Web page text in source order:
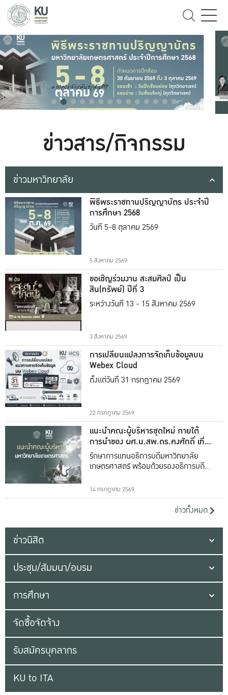
ข่าวสาร/กิจกรรม
ข่าวมหาวิทยาลัย
พิธีพระราชทานปริญญาบัตร ประจำปี
การศึกษา 2568
วันที่ 5-8 ตุลาคม 2569
5 สิงหาคม 2569
ขอเชิญร่วมงาน สะสมศิลป์ เป็น
สิน(ทรัพย์) ปีที่ 3
ระหว่างวันที่ 13 - 15 สิงหาคม 2569
3 สิงหาคม 2569
การเปลี่ยนแปลงการจัดเก็บข้อมูลบน
Webex Cloud
ตั้งแต่วันที่ 31 กรกฎาคม 2569
22 กรกฎาคม 2569
แนะนำคณะผู้บริหารชุดใหม่ ภายใต้
การนำของ ผศ.น.สพ.ดร.คงศักดิ์ เที่ยง
ธรรม
รักษาการแทนอธิการบดีมหาวิทยาลัย
เกษตรศาสตร์ พร้อมด้วยรองอธิการบดีทั้ง
14 กรกฎาคม 2569
ข่าวทั้งหมด
ข่าวนิสิต
ประชุม/สัมมนา/อบรม
การศึกษา
จัดซื้อจัดจ้าง
รับสมัครบุคลากร
KU to ITA